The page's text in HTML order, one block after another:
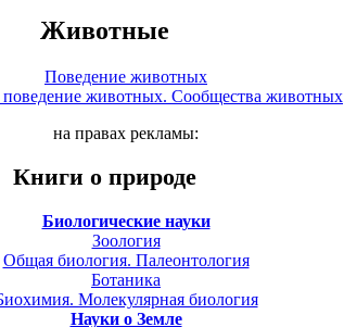
Животные
Поведение животных
животных. Сообщества животных
на правах рекламы:
Книги о природе
Биологические науки
Зоология
Общая биология. Палеонтология
Ботаника
Молекулярная биология
Науки о Земле